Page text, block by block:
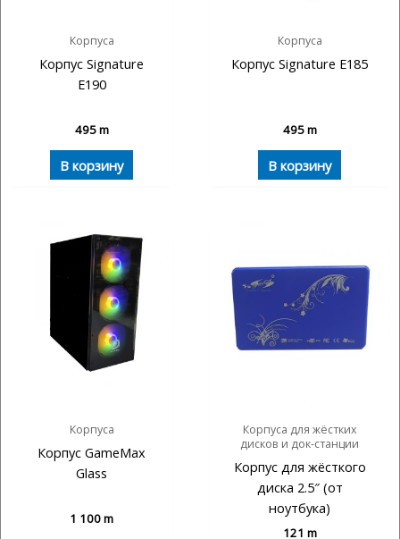
Корпуса
Корпус Signature
E190
495m
В корзину
Корпуса
Корпус Signature E185
495m
В корзину
Корпуса
Корпус GameMax
Glass
1 100m
Корпуса для жёстких
дисков и док-станции
Корпус для жёсткого
диска 2.5″ (от
ноутбука)
121 m